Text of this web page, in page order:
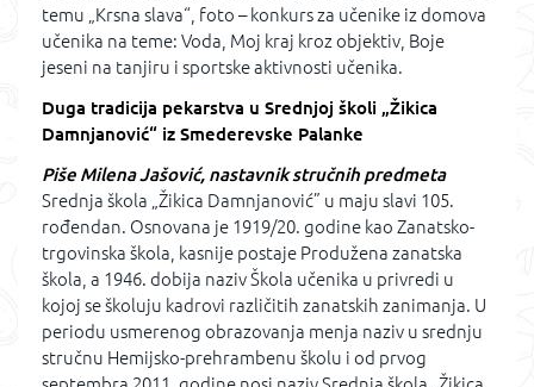
temu „Krsna slava“, foto – konkurs za učenike iz domova
učenika na teme: Voda, Moj kraj kroz objektiv, Boje
jeseni na tanjiru i sportske aktivnosti učenika.
Duga tradicija pekarstva u Srednjoj školi „Žikica
Damnjanović“ iz Smederevske Palanke
Piše Milena Jašović, nastavnik stručnih predmeta
Srednja škola „Žikica Damnjanović” u maju slavi 105.
rođendan. Osnovana je 1919/20. godine kao Zanatsko-
trgovinska škola, kasnije postaje Produžena zanatska
škola, a 1946. dobija naziv Škola učenika u privredi u
kojoj se školuju kadrovi različitih zanatskih zanimanja. U
periodu usmerenog obrazovanja menja naziv u srednju
stručnu Hemijsko-prehrambenu školu i od prvog